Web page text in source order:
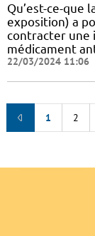
Qu’est-ce-que
exposition) a
contracter une
médicament
22/03/2024 11:06
1 2